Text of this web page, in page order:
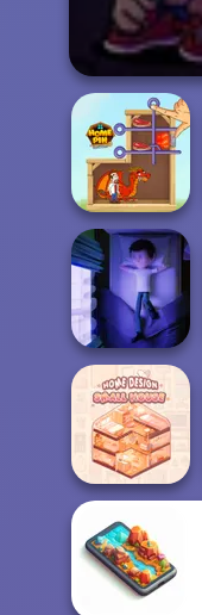
Home Pin 1
Cursed Dreams
Home Design:
Small House